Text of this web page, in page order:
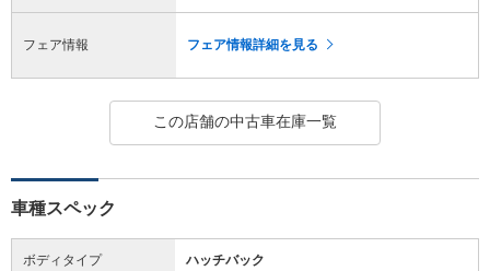
フェア情報 フェア情報詳細を見る
この店舗の中古車在庫一覧
車種スペック
ボディタイプ ハッチバック